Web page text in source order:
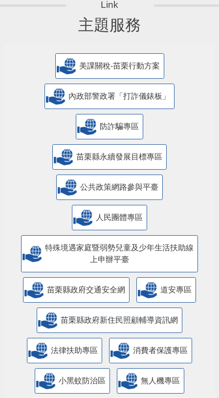
主題服務
美課關稅-苗栗行動方案
內政部警政署「打詐儀錶板」
防詐騙專區
苗栗縣永續發展目標專區
公共政策網路參與平臺
人民團體專區
特殊境遇家庭暨弱勢兒童及少年生活扶助線
上申辦平臺
苗栗縣政府交通安全網 道安專區
苗栗縣政府新住民照顧輔導資訊網
法律扶助專區 消費者保護專區
小黑蚊防治區 無人機專區